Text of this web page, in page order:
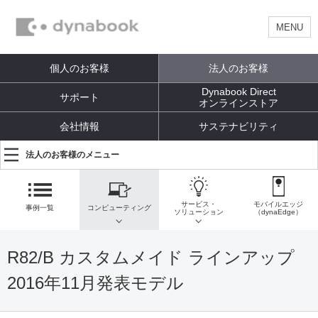
MENU
個人のお客様 法人のお客様
サポート
Dynabook Direct
オンラインストア
会社情報 サステナビリティ
法人のお客様のメニュー
事例一覧 コンピューティング
サービス・
ソリューション
モバイルエッジ
（dynaEdge）
R82/B カスタムメイド ラインアップ
2016年11月発表モデル